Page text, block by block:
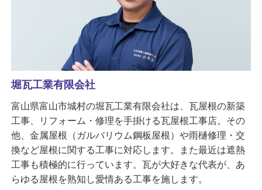
堀瓦工業有限会社
富山県富山市城村の堀瓦工業有限会社は、瓦屋根の新築
工事、リフォーム・修理を手掛ける瓦屋根工事店。その
他、金属屋根（ガルバリウム鋼板屋根）や雨樋修理・交
換など屋根に関する工事に対応します。また最近は遮熱
工事も積極的に行っています。瓦が大好きな代表が、あ
らゆる屋根を熟知し愛情ある工事を施します。